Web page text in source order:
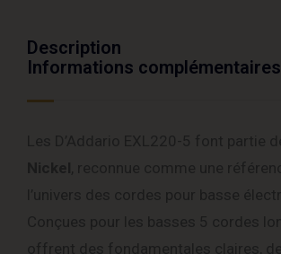
Description
Informations complémentaires